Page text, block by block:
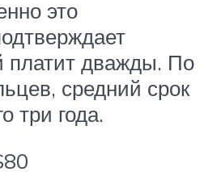
это
платит дважды. По
средний срок
три года.